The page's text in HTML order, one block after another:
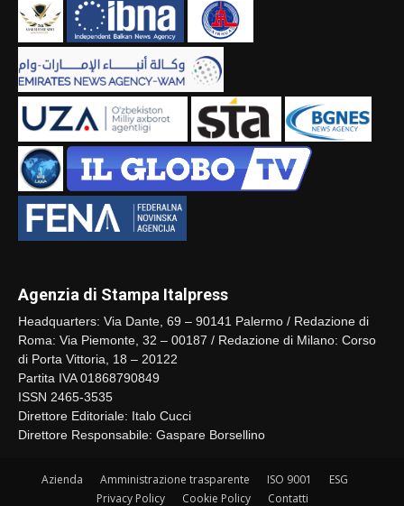
Agenzia di Stampa Italpress
Headquarters: Via Dante, 69 – 90141 Palermo / Redazione di
Roma: Via Piemonte, 32 – 00187 / Redazione di Milano: Corso
di Porta Vittoria, 18 – 20122
Partita IVA 01868790849
ISSN 2465-3535
Direttore Editoriale: Italo Cucci
Direttore Responsabile: Gaspare Borsellino
Azienda Amministrazione trasparente ISO 9001
ESG
Privacy Policy
Cookie Policy Contatti